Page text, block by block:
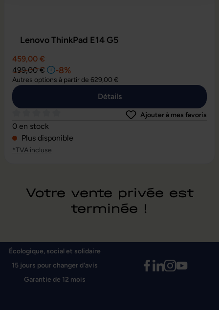
Lenovo ThinkPad E14 G5
459,00 €
499,00 €
-8%
Autres options à partir de 629,00 €
Détails
Note moyenne de 0 sur 5 étoiles
Ajouter à mes favoris
0 en stock
Plus disponible
*TVA incluse
Votre vente privée est
terminée !
Écologique, social et solidaire
15 jours pour changer d'avis
Garantie de 12 mois